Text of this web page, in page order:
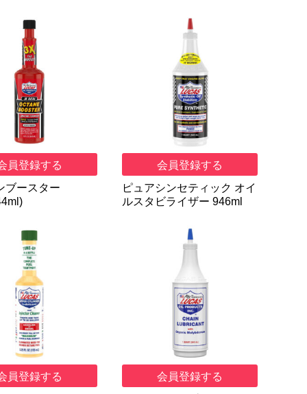
員登録する
ブースター
会員登録する
ピュアシンセティック オイ
ルスタビライザー 946ml
員登録する
会員登録する